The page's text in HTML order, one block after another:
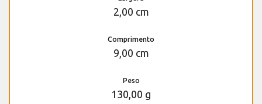
2,00 cm
Comprimento
9,00 cm
Peso
130,00 g